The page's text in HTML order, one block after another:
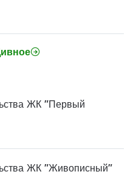
ЖК "Первый
ЖК "Живописный"